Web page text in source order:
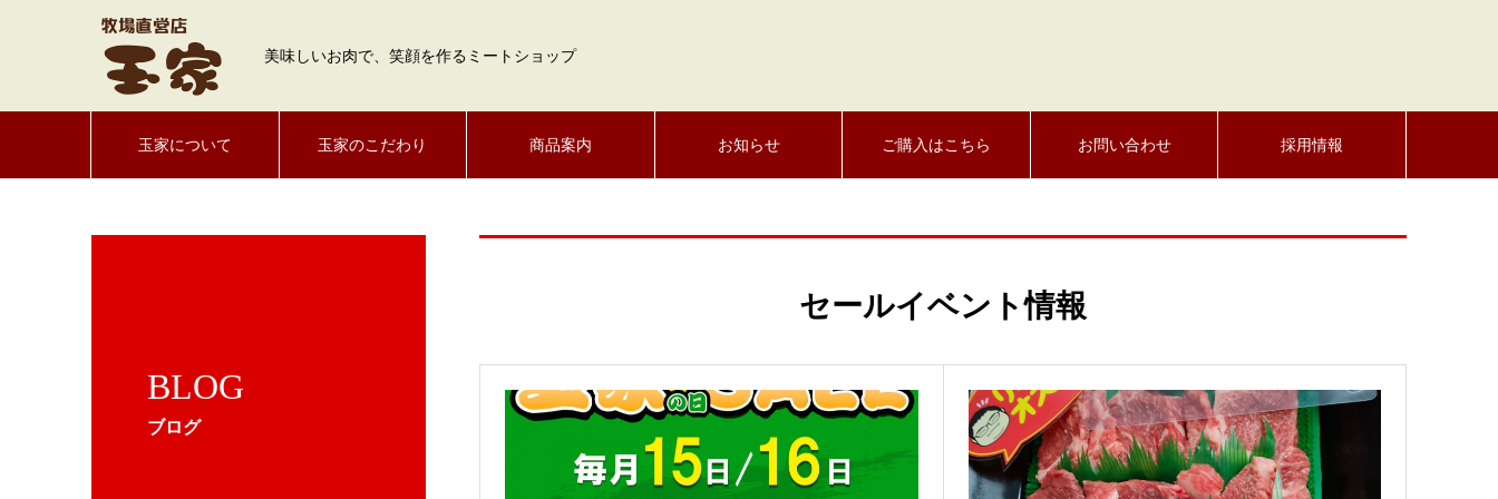
美味しいお肉で、笑顔を作るミートショップ
玉家について 玉家のこだわり 商品案内 お知らせ ご購入はこちら お問い合わせ 採用情報
BLOG
ブログ
セールイベント情報